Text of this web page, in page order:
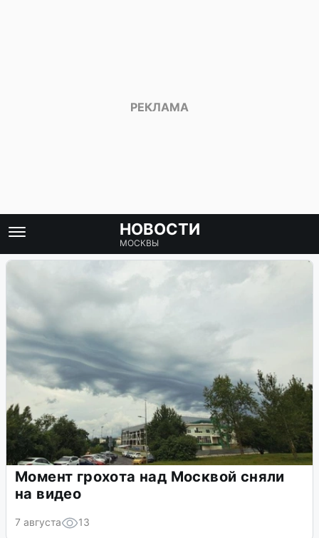
НОВОСТИ
МОСКВЫ
Момент грохота над Москвой сняли
на видео
7 августа 13